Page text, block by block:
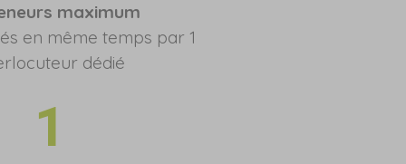
maximum
en même temps par 1
dédié
1